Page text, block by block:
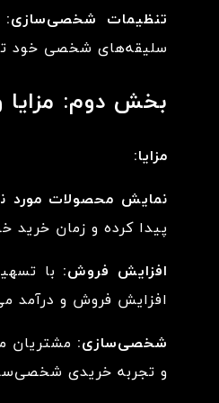
تنظیمات شخصی‌سازی:
سلیقه‌های شخصی خود
بخش دوم: مزایا
مزایا:
نمایش محصولات مورد
پیدا کرده و زمان خرید
افزایش فروش: با
افزایش فروش و درآمد
شخصی‌سازی: مشتریان
و تجربه خریدی